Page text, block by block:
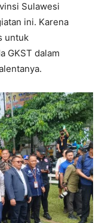
Sulawesi
ini. Karena
untuk
GKST dalam